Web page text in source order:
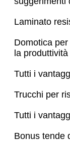
Laminato
Domotica
la
Tutti i
Trucchi per
Tutti i
Bonus tende